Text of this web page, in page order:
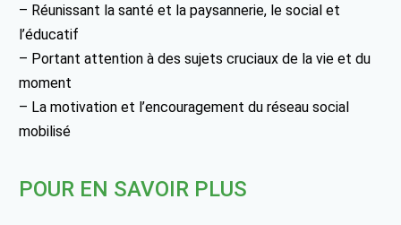
– Réunissant la santé et la paysannerie, le social et
l’éducatif
– Portant attention à des sujets cruciaux de la vie et du
moment
– La motivation et l’encouragement du réseau social
mobilisé
POUR EN SAVOIR PLUS